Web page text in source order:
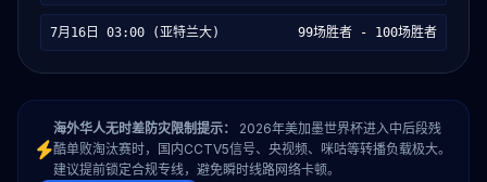
7月16日 03:00 (亚特兰大) 99场胜者 - 100场胜者
海外华人无时差防灾限制提示：
2026年美加墨世界杯进入中后段残
酷单败淘汰赛时，国内CCTV5信号、央视频、咪咕等转播负载极大。
建议提前锁定合规专线，避免瞬时线路网络卡顿。